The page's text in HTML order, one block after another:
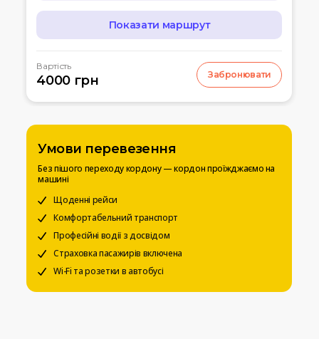
Показати маршрут
07:00 Кишинів
м.Кишинів, аеропорт
Вул. Леваневського
15:00Київ
Вокзальна пл. 4
20:00 Чернігів
Автостанція
Вартість
4000 грн Забронювати
Умови перевезення
Без пішого переходу кордону — кордон проїжджаємо на
машині
Щоденні рейси
Комфортабельний транспорт
Професійні водії з досвідом
Страховка пасажирів включена
Wi-Fi та розетки в автобусі